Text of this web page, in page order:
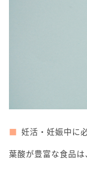
妊活・妊娠中に
葉酸が豊富な食品は